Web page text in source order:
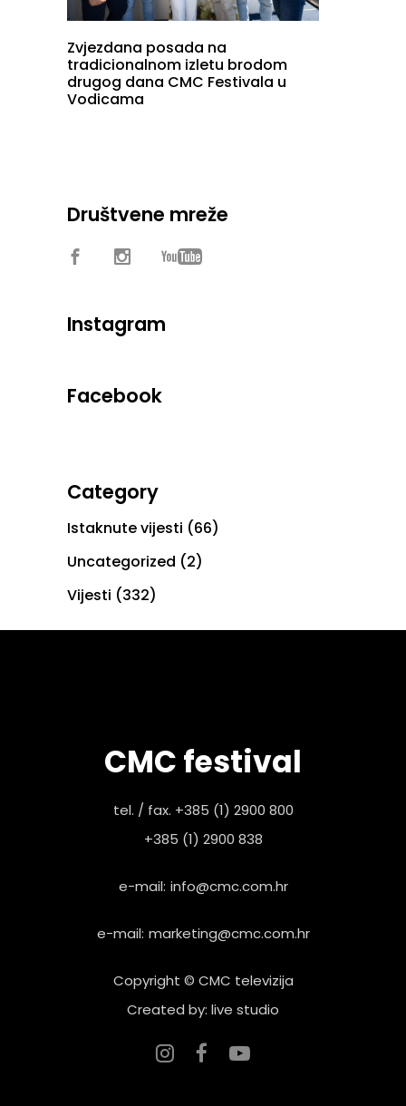
Zvjezdana posada na
tradicionalnom izletu brodom
drugog dana CMC Festivala u
Vodicama
Društvene mreže
Instagram
Facebook
Category
Istaknute vijesti (66)
Uncategorized (2)
Vijesti (332)
CMC festival
tel. / fax. +385 (1) 2900 800
+385 (1) 2900 838
e-mail: info@cmc.com.hr
e-mail: marketing@cmc.com.hr
Copyright © CMC televizija
Created by: live studio